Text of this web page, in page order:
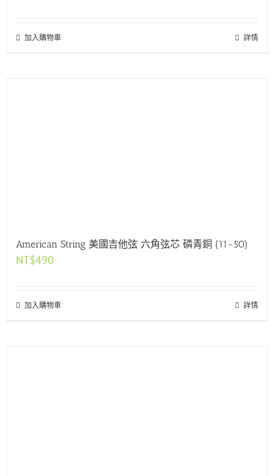
加入購物車 詳情
American String 美國吉他弦 六角弦芯 磷青銅 (11-50)
NT$490
加入購物車 詳情